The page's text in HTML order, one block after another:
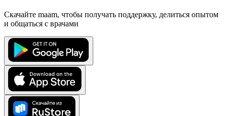
Скачайте maam, чтобы получать поддержку, делиться опытом
и общаться с врачами